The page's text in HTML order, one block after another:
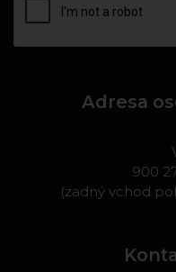
Adresa
900
(zadný vchod